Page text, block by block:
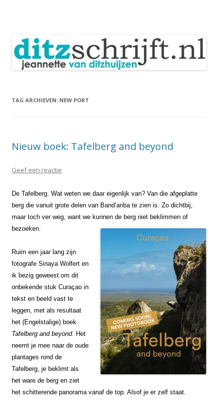
TAG ARCHIEVEN: NEW PORT
Nieuw boek: Tafelberg and beyond
Geef een reactie
De Tafelberg. Wat weten we daar eigenlijk van? Van die afgeplatte
berg die vanuit grote delen van Band’ariba te zien is. Zo dichtbij,
maar toch ver weg, want we kunnen de berg niet beklimmen of
bezoeken.
Ruim een jaar lang zijn
fotografe Sinaya Wolfert en
ik bezig geweest om dit
onbekende stuk Curaçao in
tekst en beeld vast te
leggen, met als resultaat
het (Engelstalige) boek
Tafelberg and beyond. Het
neemt je mee naar de oude
plantages rond de
Tafelberg, je beklimt als
het ware de berg en ziet
het schitterende panorama vanaf de top. Alsof je er zelf staat.